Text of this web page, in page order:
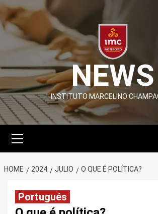
Skip
to
content
NEWS
INSTITUTO MARCELINO
Menu
HOME 2024 JULIO O QUE É POLÍTICA?
Portugués